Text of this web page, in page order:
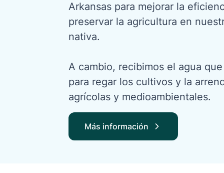
Arkansas para mejorar la
preservar la agricultura en
nativa.
A cambio, recibimos el agua
para regar los cultivos y la
agrícolas y medioambientales.
Más información